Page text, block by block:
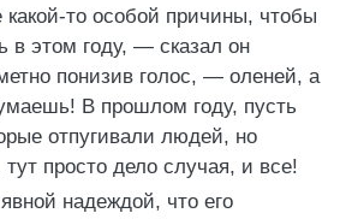
то особой причины, чтобы
в этом году, — сказал он
понизив голос, — оленей, а
В прошлом году, пусть
отпугивали людей, но
просто дело случая, и все!
надеждой, что его